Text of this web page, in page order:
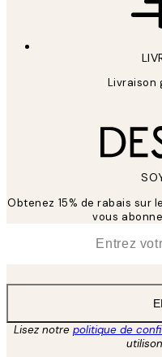
Livraison
Obtenez 15% de rabais sur
vous
Lisez notre politique de